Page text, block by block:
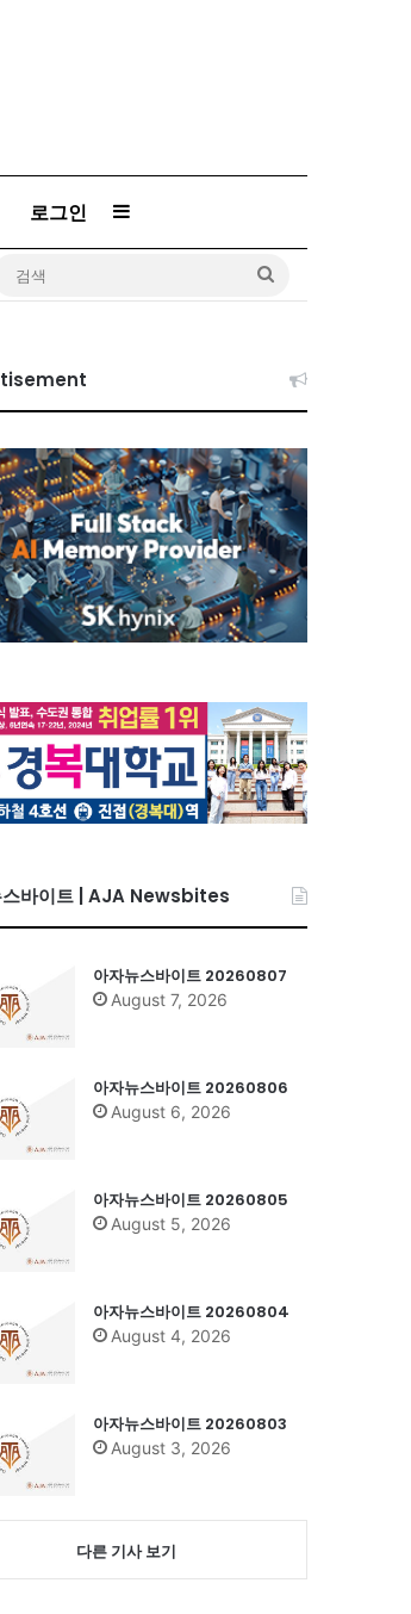
로그인 Sidebar
스바이트 | AJA Newsbites
아자뉴스바이트 20260807
August 7, 2026
아자뉴스바이트 20260806
August 6, 2026
아자뉴스바이트 20260805
August 5, 2026
아자뉴스바이트 20260804
August 4, 2026
아자뉴스바이트 20260803
August 3, 2026
다른 기사 보기